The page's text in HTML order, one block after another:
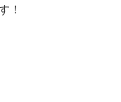
！